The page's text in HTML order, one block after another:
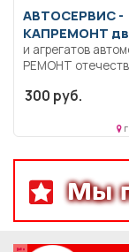
АВТОСЕРВИС -
КАПРЕМОНТ
и агрегатов
РЕМОНТ
иностранных
Диагностика.
Сварные работы.
охлаждения.
Антикоррозийная
обработка кузова.
300 руб.
г
Мы